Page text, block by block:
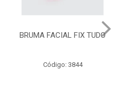
BRUMA FACIAL FIX TUDO
Código: 3844